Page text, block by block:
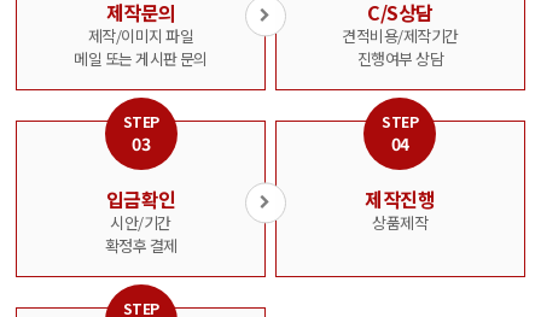
견
품
바
제작문의
제작/이미지 파일
메일 또는 게시판 문의
C/S상담
견적비용/제작기간
진행여부 상담
STEP
03
입금확인
시안/기간
확정후 결제
STEP
04
제작진행
상품제작
STEP